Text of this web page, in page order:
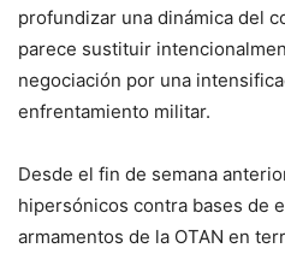
profundizar una dinámica del
parece sustituir
negociación por una
enfrentamiento militar.
Desde el fin de semana
hipersónicos contra bases de
armamentos de la OTAN en